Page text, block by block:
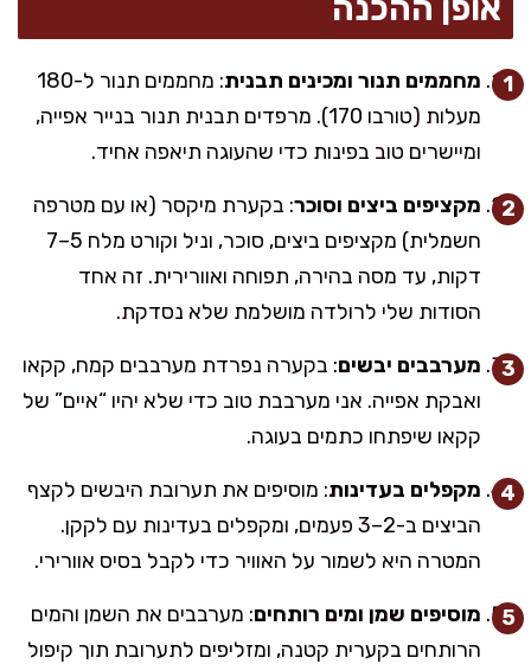
אופן ההכנה
מחממים תנור ומכינים תבנית
: מחממים תנור ל-180
מעלות (טורבו 170). מרפדים תבנית תנור בנייר אפייה,
ומיישרים טוב בפינות כדי שהעוגה תיאפה אחיד.
מקציפים ביצים וסוכר: בקערת מיקסר (או עם מטרפה
חשמלית) מקציפים ביצים, סוכר, וניל וקורט מלח 5–7
דקות, עד מסה בהירה, תפוחה ואוורירית. זה אחד
הסודות שלי לרולדה מושלמת שלא נסדקת.
מערבבים יבשים: בקערה נפרדת מערבבים קמח, קקאו
ואבקת אפייה. אני מערבבת טוב כדי שלא יהיו “איים” של
קקאו שיפתחו כתמים בעוגה.
מקפלים בעדינות: מוסיפים את תערובת היבשים לקצף
הביצים ב-2–3 פעמים, ומקפלים בעדינות עם לקקן.
המטרה היא לשמור על האוויר כדי לקבל בסיס אוורירי.
מוסיפים שמן ומים רותחים: מערבבים את השמן והמים
הרותחים בקערית קטנה, ומזליפים לתערובת תוך קיפול